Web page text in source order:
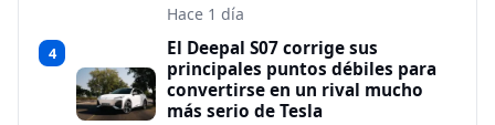
Hace 1 día
4
El Deepal S07 corrige sus
principales puntos débiles para
convertirse en un rival mucho
más serio de Tesla